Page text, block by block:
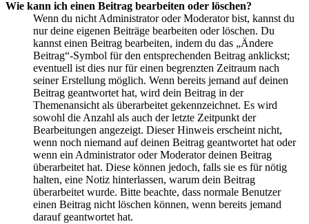
Wie kann ich einen Beitrag bearbeiten oder löschen?
Wenn du nicht Administrator oder Moderator bist, kannst du
nur deine eigenen Beiträge bearbeiten oder löschen. Du
kannst einen Beitrag bearbeiten, indem du das „Ändere
Beitrag“-Symbol für den entsprechenden Beitrag anklickst;
eventuell ist dies nur für einen begrenzten Zeitraum nach
seiner Erstellung möglich. Wenn bereits jemand auf deinen
Beitrag geantwortet hat, wird dein Beitrag in der
Themenansicht als überarbeitet gekennzeichnet. Es wird
sowohl die Anzahl als auch der letzte Zeitpunkt der
Bearbeitungen angezeigt. Dieser Hinweis erscheint nicht,
wenn noch niemand auf deinen Beitrag geantwortet hat oder
wenn ein Administrator oder Moderator deinen Beitrag
überarbeitet hat. Diese können jedoch, falls sie es für nötig
halten, eine Notiz hinterlassen, warum dein Beitrag
überarbeitet wurde. Bitte beachte, dass normale Benutzer
einen Beitrag nicht löschen können, wenn bereits jemand
darauf geantwortet hat.